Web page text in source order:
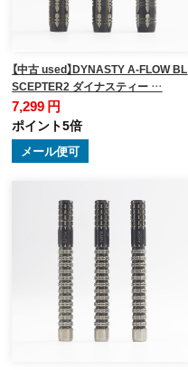
【中古 used】DYNASTY A-FLOW BL
SCEPTER2 ダイナスティー …
7,299 円
ポイント5倍
メール便可